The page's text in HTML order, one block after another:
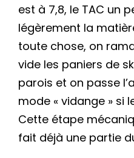
est à 7,8, le TAC un
légèrement la
toute chose, on
vide les paniers de
parois et on passe
mode « vidange » si
Cette étape
fait déjà une partie